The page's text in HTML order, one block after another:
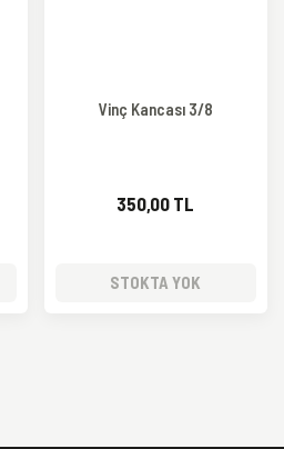
Vinç Kancası 3/8
350,00 TL
STOKTA YOK